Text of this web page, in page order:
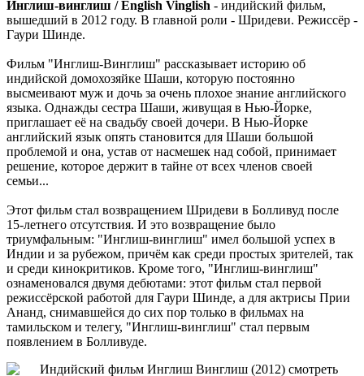
Инглиш-винглиш / English Vinglish - индийский фильм,
вышедший в 2012 году. В главной роли - Шридеви. Режиссёр -
Гаури Шинде.
Фильм "Инглиш-Винглиш" рассказывает историю об
индийской домохозяйке Шаши, которую постоянно
высмеивают муж и дочь за очень плохое знание английского
языка. Однажды сестра Шаши, живущая в Нью-Йорке,
приглашает её на свадьбу своей дочери. В Нью-Йорке
английский язык опять становится для Шаши большой
проблемой и она, устав от насмешек над собой, принимает
решение, которое держит в тайне от всех членов своей
семьи...
Этот фильм стал возвращением Шридеви в Болливуд после
15-летнего отсутствия. И это возвращение было
триумфальным: "Инглиш-винглиш" имел большой успех в
Индии и за рубежом, причём как среди простых зрителей, так
и среди кинокритиков. Кроме того, "Инглиш-винглиш"
ознаменовался двумя дебютами: этот фильм стал первой
режиссёрской работой для Гаури Шинде, а для актрисы Прии
Ананд, снимавшейся до сих пор только в фильмах на
тамильском и телегу, "Инглиш-винглиш" стал первым
появлением в Болливуде.